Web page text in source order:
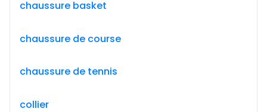
chaussure basket
chaussure de course
chaussure de tennis
collier